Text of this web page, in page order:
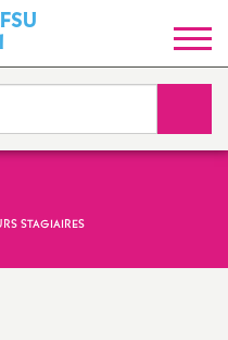
FSU
y
n
i
STAGIAIRES